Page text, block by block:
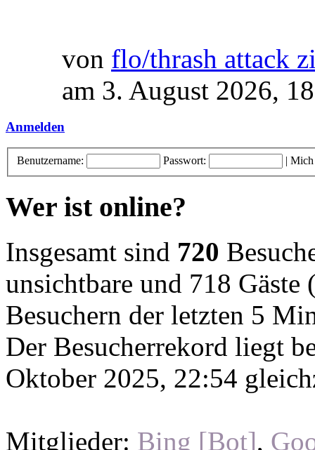
von flo/thrash attack
am 3. August 2026,
Anmelden
Benutzername: Passwort: | Mich
Wer ist online?
Insgesamt sind 720
unsichtbare und 718 Gäste
Besuchern der letzten 5
Der Besucherrekord liegt
Oktober 2025, 22:54
Mitglieder: Bing [Bot],